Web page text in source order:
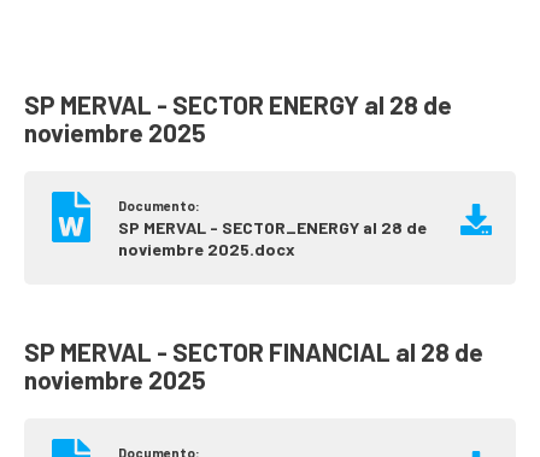
SP MERVAL - SECTOR ENERGY al 28 de
noviembre 2025
Documento:
SP MERVAL - SECTOR_ENERGY al 28 de
noviembre 2025.docx
SP MERVAL - SECTOR FINANCIAL al 28 de
noviembre 2025
Documento: